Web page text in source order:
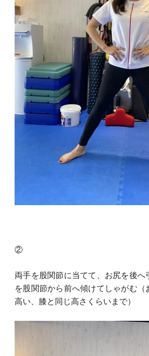
②
両手を股関節に当てて、お尻を後へ
を股関節から前へ傾けてしゃがむ（
高い、膝と同じ高さくらいまで）